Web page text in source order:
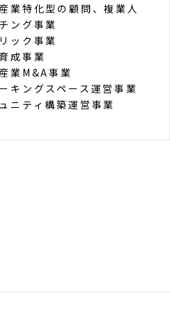
業特化型の顧問、複業人
ング事業
ック事業
成事業
業M&A事業
キングスペース運営事業
ニティ構築運営事業